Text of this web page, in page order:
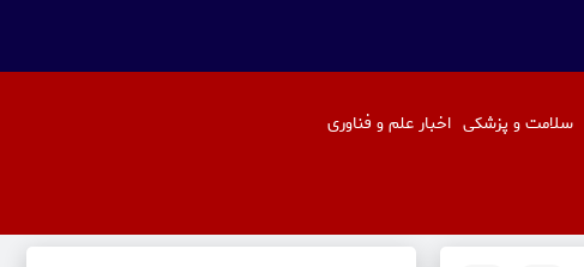
سلامت و پزشکی اخبار علم و فناوری